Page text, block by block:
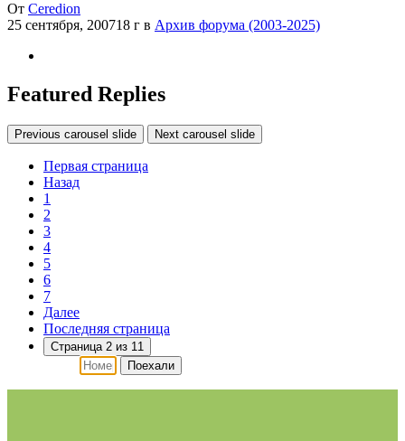
От Ceredion
25 сентября, 200718 г в Архив форума (2003-2025)
Featured Replies
Previous carousel slide Next carousel slide
Первая страница
Назад
1
2
3
4
5
6
7
Далее
Последняя страница
Страница 2 из 11
Поехали